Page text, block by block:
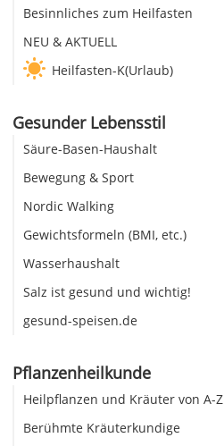
Besinnliches zum Heilfasten
NEU & AKTUELL
Heilfasten-K(Urlaub)
Gesunder Lebensstil
Säure-Basen-Haushalt
Bewegung & Sport
Nordic Walking
Gewichtsformeln (BMI, etc.)
Wasserhaushalt
Salz ist gesund und wichtig!
gesund-speisen.de
Pflanzenheilkunde
Heilpflanzen und Kräuter von A-Z
Berühmte Kräuterkundige